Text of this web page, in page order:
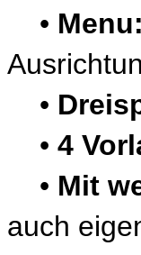
• Menu:
•
• 4
• Mit
auch